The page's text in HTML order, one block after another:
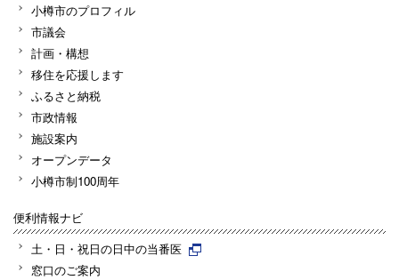
小樽市のプロフィル
市議会
計画・構想
移住を応援します
ふるさと納税
市政情報
施設案内
オープンデータ
小樽市制100周年
便利情報ナビ
土・日・祝日の日中の当番医
窓口のご案内